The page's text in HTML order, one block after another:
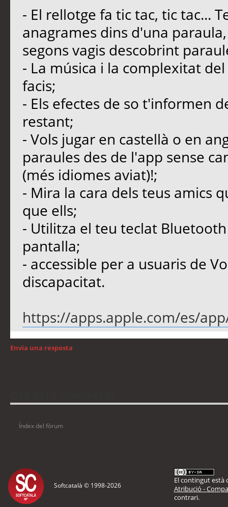
- El rellotge fa tic tac, tic tac...
anagrames dins d'una
segons vagis descobrint
- La música i la complexitat
facis;
- Els efectes de so t'informen
restant;
- Vols jugar en castellà o en
paraules des de l'app sense
(més idiomes aviat)!;
- Mira la cara dels teus amics
que ells;
- Utilitza el teu teclat
pantalla;
- accessible per a usuaris de
discapacitat.
https://apps.apple.com/es/
Envia una resposta
Índex del fòrum
Softcatalà © 1998-2026
El contingut està
Atribució -
contrari.